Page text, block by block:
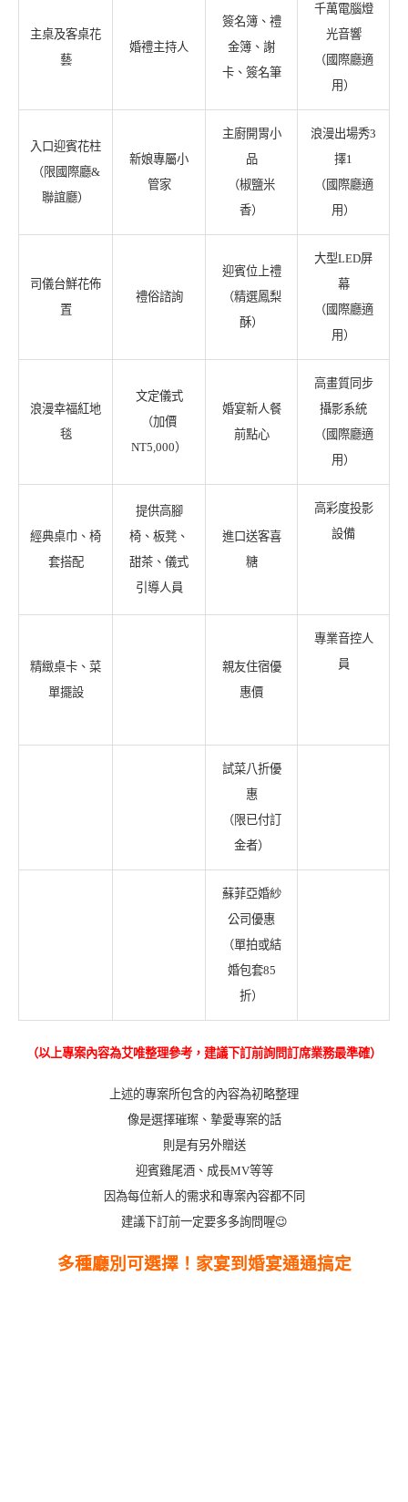
主桌及客桌花
藝
婚禮主持人
簽名簿、禮
金簿、謝
卡、簽名筆
千萬電腦燈
光音響
（國際廳適
用）
入口迎賓花柱
（限國際廳&
聯誼廳）
新娘專屬小
管家
主廚開胃小
品
（椒鹽米
香）
浪漫出場秀3
擇1
（國際廳適
用）
司儀台鮮花佈
置
禮俗諮詢
迎賓位上禮
（精選鳳梨
酥）
大型LED屏
幕
（國際廳適
用）
浪漫幸福紅地
毯
文定儀式
（加價
NT5,000）
婚宴新人餐
前點心
高畫質同步
攝影系統
（國際廳適
用）
經典桌巾、椅
套搭配
提供高腳
椅、板凳、
甜茶、儀式
引導人員
進口送客喜
糖
高彩度投影
設備
精緻桌卡、菜
單擺設
親友住宿優
惠價
專業音控人
員
試菜八折優
惠
（限已付訂
金者）
蘇菲亞婚紗
公司優惠
（單拍或結
婚包套85
折）
（以上專案內容為艾唯整理參考，建議下訂前詢問訂席業務最準確）
上述的專案所包含的內容為初略整理
像是選擇璀璨、摯愛專案的話
則是有另外贈送
迎賓雞尾酒、成長MV等等
因為每位新人的需求和專案內容都不同
建議下訂前一定要多多詢問喔😉
多種廳別可選擇！家宴到婚宴通通搞定